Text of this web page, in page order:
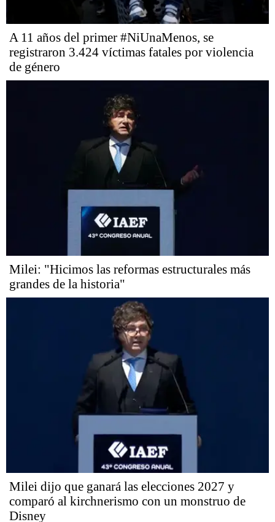
A 11 años del primer #NiUnaMenos, se
registraron 3.424 víctimas fatales por violencia
de género
Milei: "Hicimos las reformas estructurales más
grandes de la historia"
Milei dijo que ganará las elecciones 2027 y
comparó al kirchnerismo con un monstruo de
Disney